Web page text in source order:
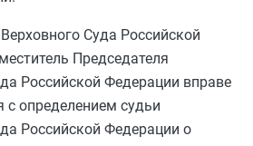
Суда Российской
Председателя
Российской Федерации вправе
с определением судьи
Российской Федерации о